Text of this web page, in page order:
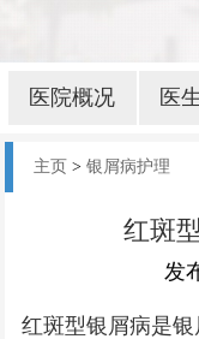
银屑病护理
医院概况 医
主页 >银屑病护理
红斑
发
红斑型银屑病是